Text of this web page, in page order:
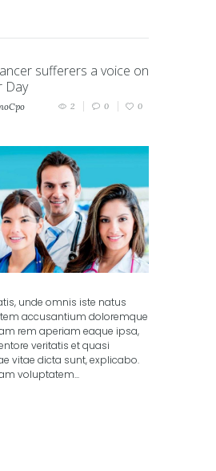
sufferers a voice on
Day
2 0 0
unde omnis iste natus
accusantium doloremque
rem aperiam eaque ipsa,
veritatis et quasi
vitae dicta sunt, explicabo.
voluptatem...